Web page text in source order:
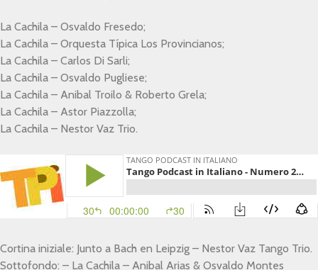
La Cachila – Osvaldo Fresedo;
La Cachila – Orquesta Típica Los Provincianos;
La Cachila – Carlos Di Sarli;
La Cachila – Osvaldo Pugliese;
La Cachila – Anibal Troilo & Roberto Grela;
La Cachila – Astor Piazzolla;
La Cachila – Nestor Vaz Trio.
Cortina iniziale: Junto a Bach en Leipzig – Nestor Vaz Tango Trio.
Sottofondo: – La Cachila – Anibal Arias & Osvaldo Montes